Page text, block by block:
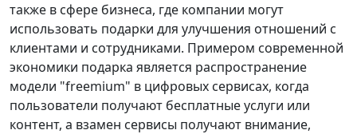
также в сфере бизнеса, где компании могут
использовать подарки для улучшения отношений с
клиентами и сотрудниками. Примером современной
экономики подарка является распространение
модели "freemium" в цифровых сервисах, когда
пользователи получают бесплатные услуги или
контент, а взамен сервисы получают внимание,